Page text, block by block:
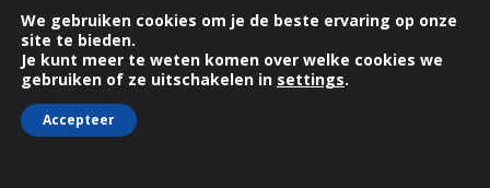
We gebruiken cookies om je de beste ervaring op onze
site te bieden.
Je kunt meer te weten komen over welke cookies we
gebruiken of ze uitschakelen in settings.
Accepteer